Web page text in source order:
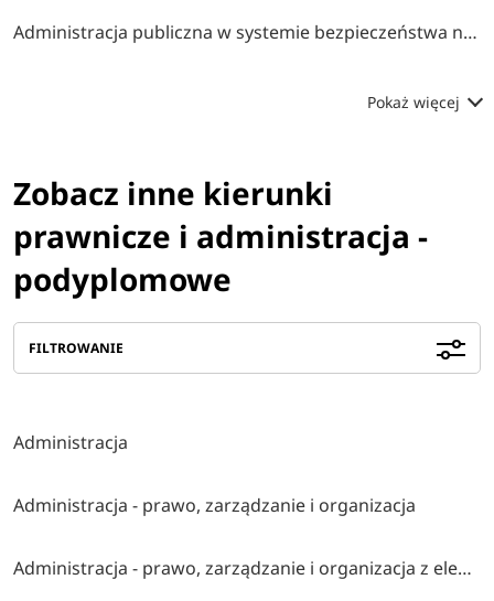
Administracja publiczna w systemie bezpieczeństwa narodowego
Pokaż więcej
Zobacz inne kierunki
prawnicze i administracja -
podyplomowe
FILTROWANIE
Administracja
Administracja - prawo, zarządzanie i organizacja
Administracja - prawo, zarządzanie i organizacja z elementami ai